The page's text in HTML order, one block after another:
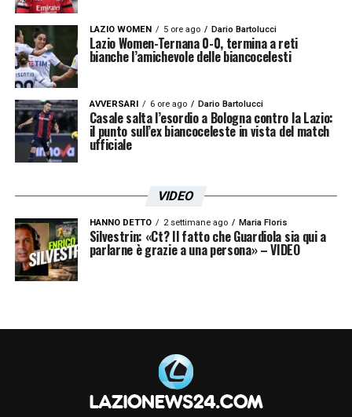
LAZIO WOMEN 5 ore ago Dario Bartolucci
Lazio Women-Ternana 0-0, termina a reti
bianche l’amichevole delle biancocelesti
AVVERSARI 6 ore ago Dario Bartolucci
Casale salta l’esordio a Bologna contro la Lazio:
il punto sull’ex biancoceleste in vista del match
ufficiale
VIDEO
HANNO DETTO 2 settimane ago Maria Floris
Silvestrin: «Ct? Il fatto che Guardiola sia qui a
parlarne è grazie a una persona» – VIDEO